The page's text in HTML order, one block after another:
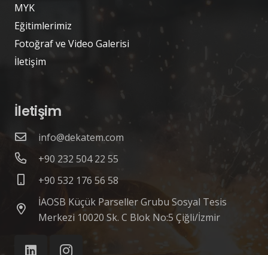
MYK
Eğitimlerimiz
Fotoğraf ve Video Galerisi
İletişim
İletişim
info@dekatem.com
+90 232 504 22 55
+90 532 176 56 58
İAOSB Küçük Parseller Grubu Sosyal Tesis
Merkezi 10020 Sk. C Blok No:5 Çiğli/İzmir